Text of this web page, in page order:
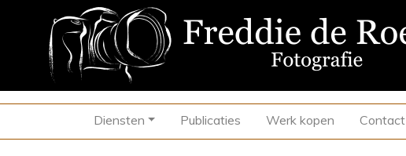
Diensten Publicaties Werk kopen Contact